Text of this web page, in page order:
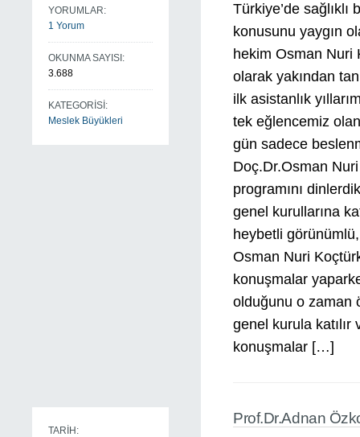
YORUMLAR:
1 Yorum
OKUNMA SAYISI:
3.688
KATEGORİSİ:
Meslek Büyükleri
Türkiye’de
konusunu yaygın
hekim Osman Nuri
olarak yakından
ilk asistanlık
tek eğlencemiz
gün sadece
Doç.Dr.Osman
programını
genel kurullarına
heybetli
Osman Nuri
konuşmalar
olduğunu o zaman
genel kurula katılır
konuşmalar […]
TARİH:
Prof.Dr.Adnan